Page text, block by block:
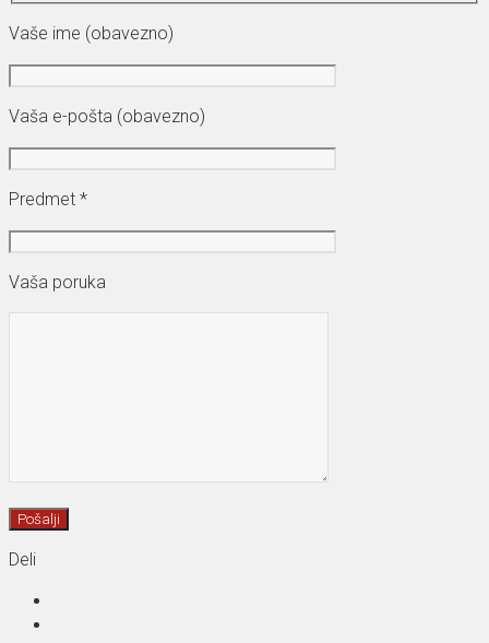
Vaše ime (obavezno)
Vaša e-pošta (obavezno)
Predmet *
Vaša poruka
Deli